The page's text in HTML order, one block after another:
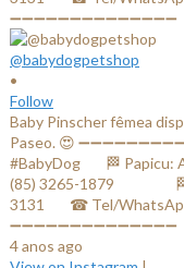
@babydogpetshop
•
Follow
Baby Pinscher fêmea
Paseo. 😍
#BabyDog⠀⠀ 🏁
(85) 3265-1879⠀⠀ ⠀⠀⠀
3131⠀⠀ ☎ Tel/
➖➖➖➖➖➖➖➖➖➖➖➖➖➖
4 anos ago